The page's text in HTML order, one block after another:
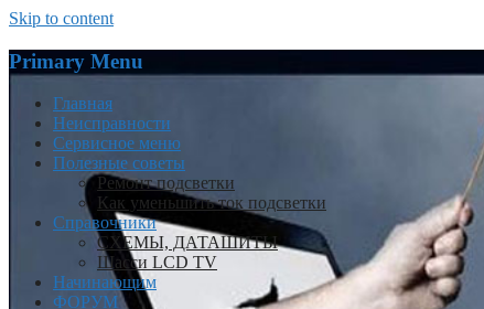
Skip to content
Primary Menu
Главная
Неисправности
Сервисное меню
Полезные советы
Ремонт подсветки
Как уменьшить ток подсветки
Справочники
СХЕМЫ, ДАТАШИТЫ
Шасси LCD TV
Начинающим
ФОРУМ